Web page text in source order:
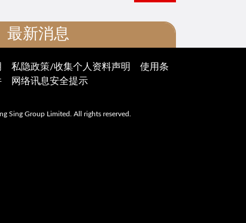
最新消息
最新推广
交易的通知
年 6 月 18 日发布的香港证券及衍生
下交易的
私隐政策/收集个人资料声明
使用条
网络讯息安全提示
Sing Group Limited. All rights reserved.